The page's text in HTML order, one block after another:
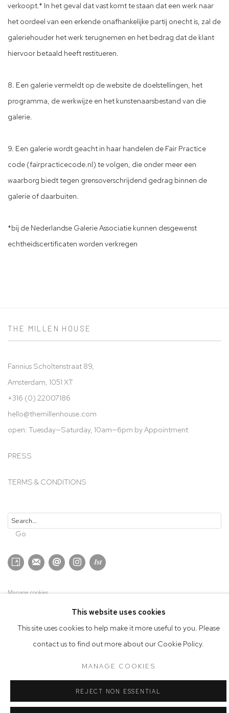
verkoopt.* In het geval dat vast komt te staan dat een werk naar
het oordeel van een erkende onafhankelijke partij onecht is, zal de
galeriehouder het werk terugnemen en het bedrag dat de klant
hiervoor betaald heeft restitueren.
8. Een galerie vermeldt op de website de doelstellingen, het
programma, de werkwijze en het kunstenaarsbestand van die
galerie.
9. Een galerie wordt geacht in haar handelen de Fair Practice
code (fairpracticecode.nl) te volgen, die onder meer een
waarborg biedt tegen grensoverschrijdend gedrag binnen de
galerie of daarbuiten.
*bij de Nederlandse Galerie Associatie kunnen desgewenst
echtheidscertificaten worden verkregen
THE MILLEN HOUSE
Fannius Scholtenstraat 89,
Amsterdam, 1051 XT
+316 (0) 22007186
hello@themillenhouse.com
open: Tuesday—Saturday, 10am—6pm by Appointment
PRESS
TERMS & CONDITIONS
Go
Manage cookies
COPYRIGHT © 2026 THE MILLEN HOUSE SITE BY ARTLOGIC
This website uses cookies
This site uses cookies to help make it more useful to you. Please
contact us to find out more about our Cookie Policy.
MANAGE COOKIES
REJECT NON ESSENTIAL